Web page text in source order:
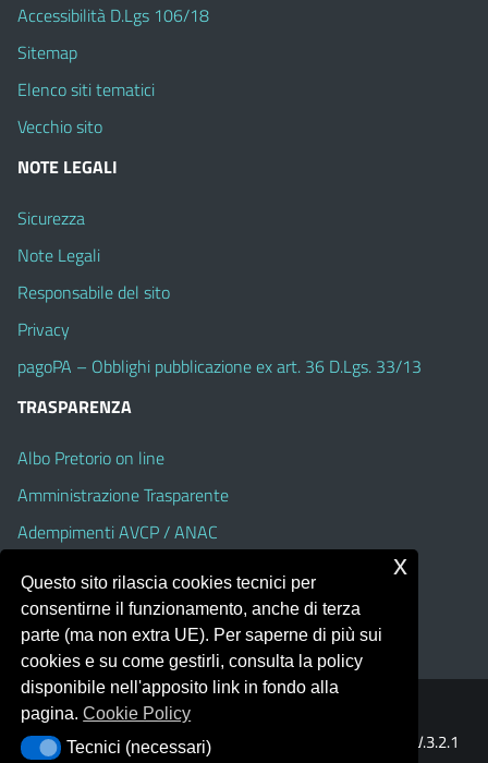
Accessibilità D.Lgs 106/18
Sitemap
Elenco siti tematici
Vecchio sito
NOTE LEGALI
Sicurezza
Note Legali
Responsabile del sito
Privacy
pagoPA – Obblighi pubblicazione ex art. 36 D.Lgs. 33/13
TRASPARENZA
Albo Pretorio on line
Amministrazione Trasparente
Adempimenti AVCP / ANAC
Dichiarazione di accessibilità
Portale realizzato con la piattaforma
Template Italia configurato sul tema accessibile
V.3.2.1
Questo sito rilascia cookies tecnici per
consentirne il funzionamento, anche di terza
parte (ma non extra UE). Per saperne di più sui
cookies e su come gestirli, consulta la policy
disponibile nell'apposito link in fondo alla
pagina.Cookie Policy
Tecnici (necessari)
Tecnici (necessari)
x